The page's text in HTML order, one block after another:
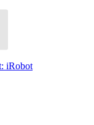
iRobot